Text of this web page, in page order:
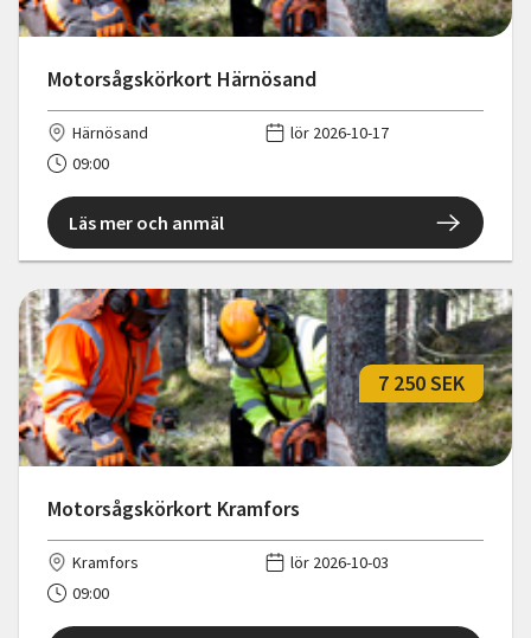
Motorsågskörkort Härnösand
Härnösand
lör 2026-10-17
09:00
Läs mer och anmäl
Motorsågskörkort Kramfors
7 250 SEK
Kramfors
lör 2026-10-03
09:00